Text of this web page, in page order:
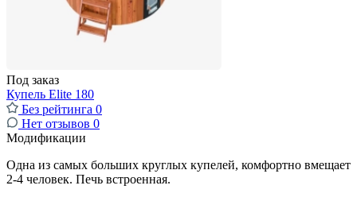
Под заказ
Купель Elite 180
Без рейтинга 0
Нет отзывов 0
Модификации
Одна из самых больших круглых купелей, комфортно вмещает
2-4 человек. Печь встроенная.